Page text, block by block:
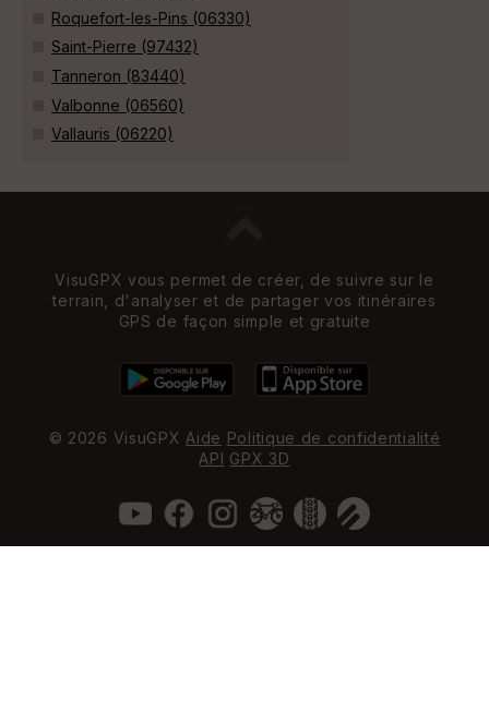
Roquefort-les-Pins (06330)
Saint-Pierre (97432)
Tanneron (83440)
Valbonne (06560)
Vallauris (06220)
VisuGPX vous permet de créer, de suivre sur le
terrain, d'analyser et de partager vos itinéraires
GPS de façon simple et gratuite
© 2026 VisuGPX Aide Politique de confidentialité
API GPX 3D